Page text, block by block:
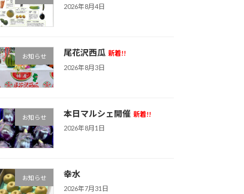
2026年8月4日
お知らせ 尾花沢西瓜 新着!!
2026年8月3日
お知らせ 本日マルシェ開催 新着!!
2026年8月1日
お知らせ 幸水
2026年7月31日